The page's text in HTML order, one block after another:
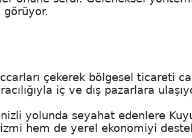
çekerek bölgesel ticareti
iç ve dış pazarlara
yolunda seyahat edenlere
hem de yerel ekonomiyi